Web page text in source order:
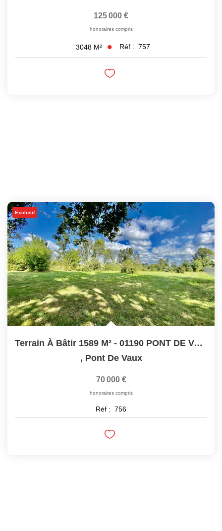
125 000 €
honoraires compris
3048 M² Réf : 757
Exclusif
Terrain À Bâtir 1589 M² - 01190 PONT DE VAUX
, Pont De Vaux
70 000 €
honoraires compris
Réf : 756